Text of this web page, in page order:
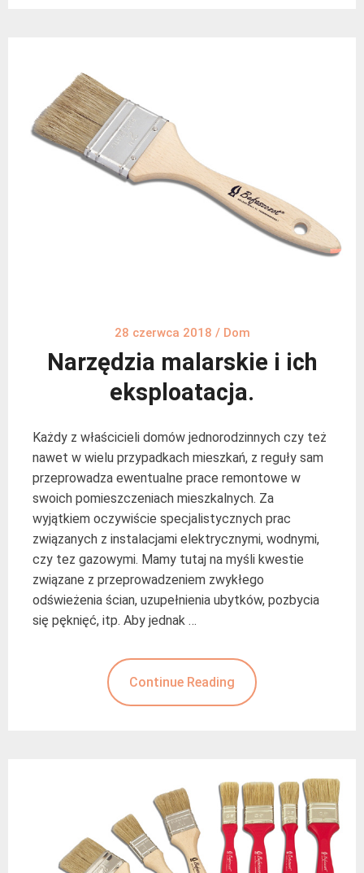
28 czerwca 2018 / Dom
Narzędzia malarskie i ich
eksploatacja.
Każdy z właścicieli domów jednorodzinnych czy też
nawet w wielu przypadkach mieszkań, z reguły sam
przeprowadza ewentualne prace remontowe w
swoich pomieszczeniach mieszkalnych. Za
wyjątkiem oczywiście specjalistycznych prac
związanych z instalacjami elektrycznymi, wodnymi,
czy tez gazowymi. Mamy tutaj na myśli kwestie
związane z przeprowadzeniem zwykłego
odświeżenia ścian, uzupełnienia ubytków, pozbycia
się pęknięć, itp. Aby jednak …
Continue Reading